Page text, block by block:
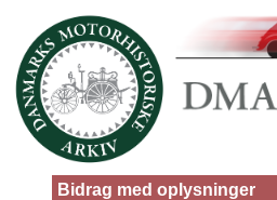
Bidrag med oplysninger